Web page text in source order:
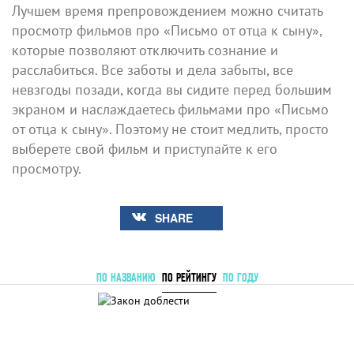
Лучшем время препровождением можно считать
просмотр фильмов про «Письмо от отца к сыну»,
которые позволяют отключить сознание и
расслабиться. Все заботы и дела забыты, все
невзгоды позади, когда вы сидите перед большим
экраном и наслаждаетесь фильмами про «Письмо
от отца к сыну». Поэтому не стоит медлить, просто
выберете свой фильм и приступайте к его
просмотру.
SHARE
ПО НАЗВАНИЮ ПО РЕЙТИНГУ ПО ГОДУ